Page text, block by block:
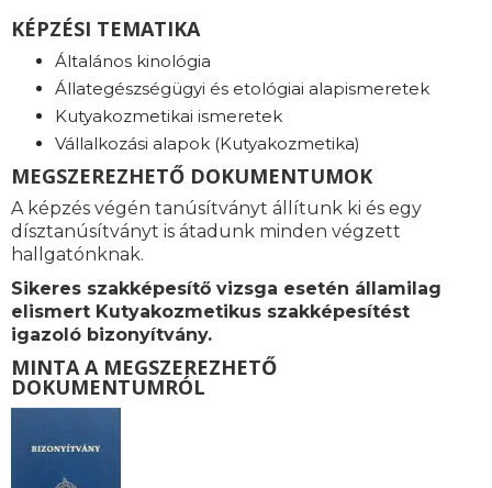
KÉPZÉSI TEMATIKA
Általános kinológia
Állategészségügyi és etológiai alapismeretek
Kutyakozmetikai ismeretek
Vállalkozási alapok (Kutyakozmetika)
MEGSZEREZHETŐ DOKUMENTUMOK
A képzés végén tanúsítványt állítunk ki és egy
dísztanúsítványt is átadunk minden végzett
hallgatónknak.
Sikeres szakképesítő vizsga esetén államilag
elismert Kutyakozmetikus szakképesítést
igazoló bizonyítvány.
MINTA A MEGSZEREZHETŐ
DOKUMENTUMRÓL